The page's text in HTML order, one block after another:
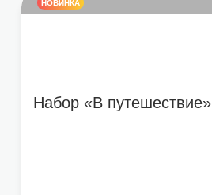
НОВИНКА
Набор «В путешествие»